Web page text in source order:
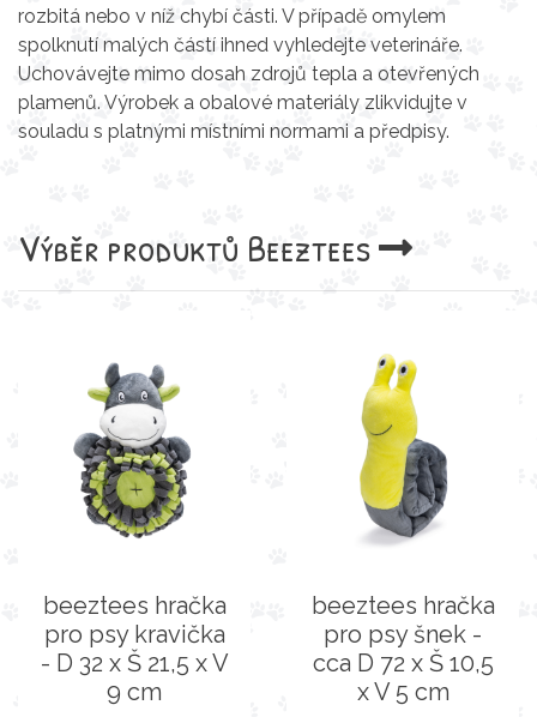
rozbitá nebo v níž chybí části. V případě omylem
spolknutí malých částí ihned vyhledejte veterináře.
Uchovávejte mimo dosah zdrojů tepla a otevřených
plamenů. Výrobek a obalové materiály zlikvidujte v
souladu s platnými místními normami a předpisy.
Výběr produktů Beeztees
beeztees hračka
pro psy kravička
- D 32 x Š 21,5 x V
9 cm
beeztees hračka
pro psy šnek -
cca D 72 x Š 10,5
x V 5 cm